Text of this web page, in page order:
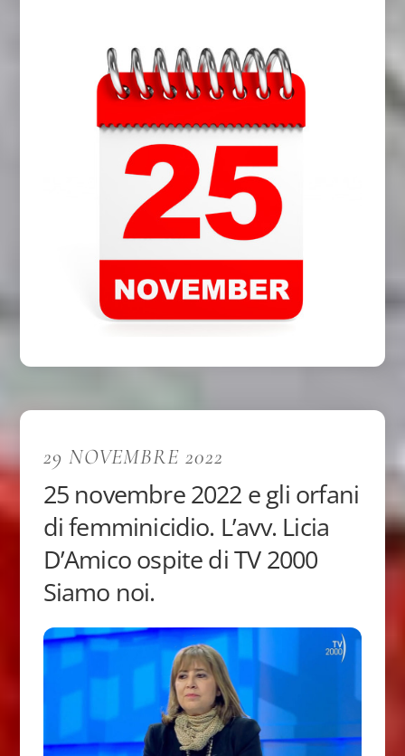
29 NOVEMBRE 2022
25 novembre 2022 e gli orfani
di femminicidio. L’avv. Licia
D’Amico ospite di TV 2000
Siamo noi.